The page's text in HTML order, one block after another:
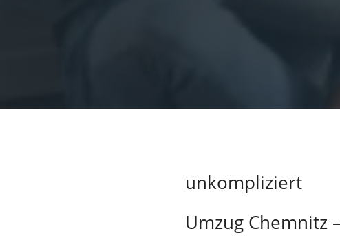
unkompliziert
Umzug Chemnitz